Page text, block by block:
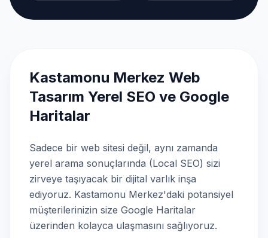
Kastamonu Merkez Web
Tasarım Yerel SEO ve Google
Haritalar
Sadece bir web sitesi değil, aynı zamanda
yerel arama sonuçlarında (Local SEO) sizi
zirveye taşıyacak bir dijital varlık inşa
ediyoruz. Kastamonu Merkez'daki potansiyel
müşterilerinizin size Google Haritalar
üzerinden kolayca ulaşmasını sağlıyoruz.